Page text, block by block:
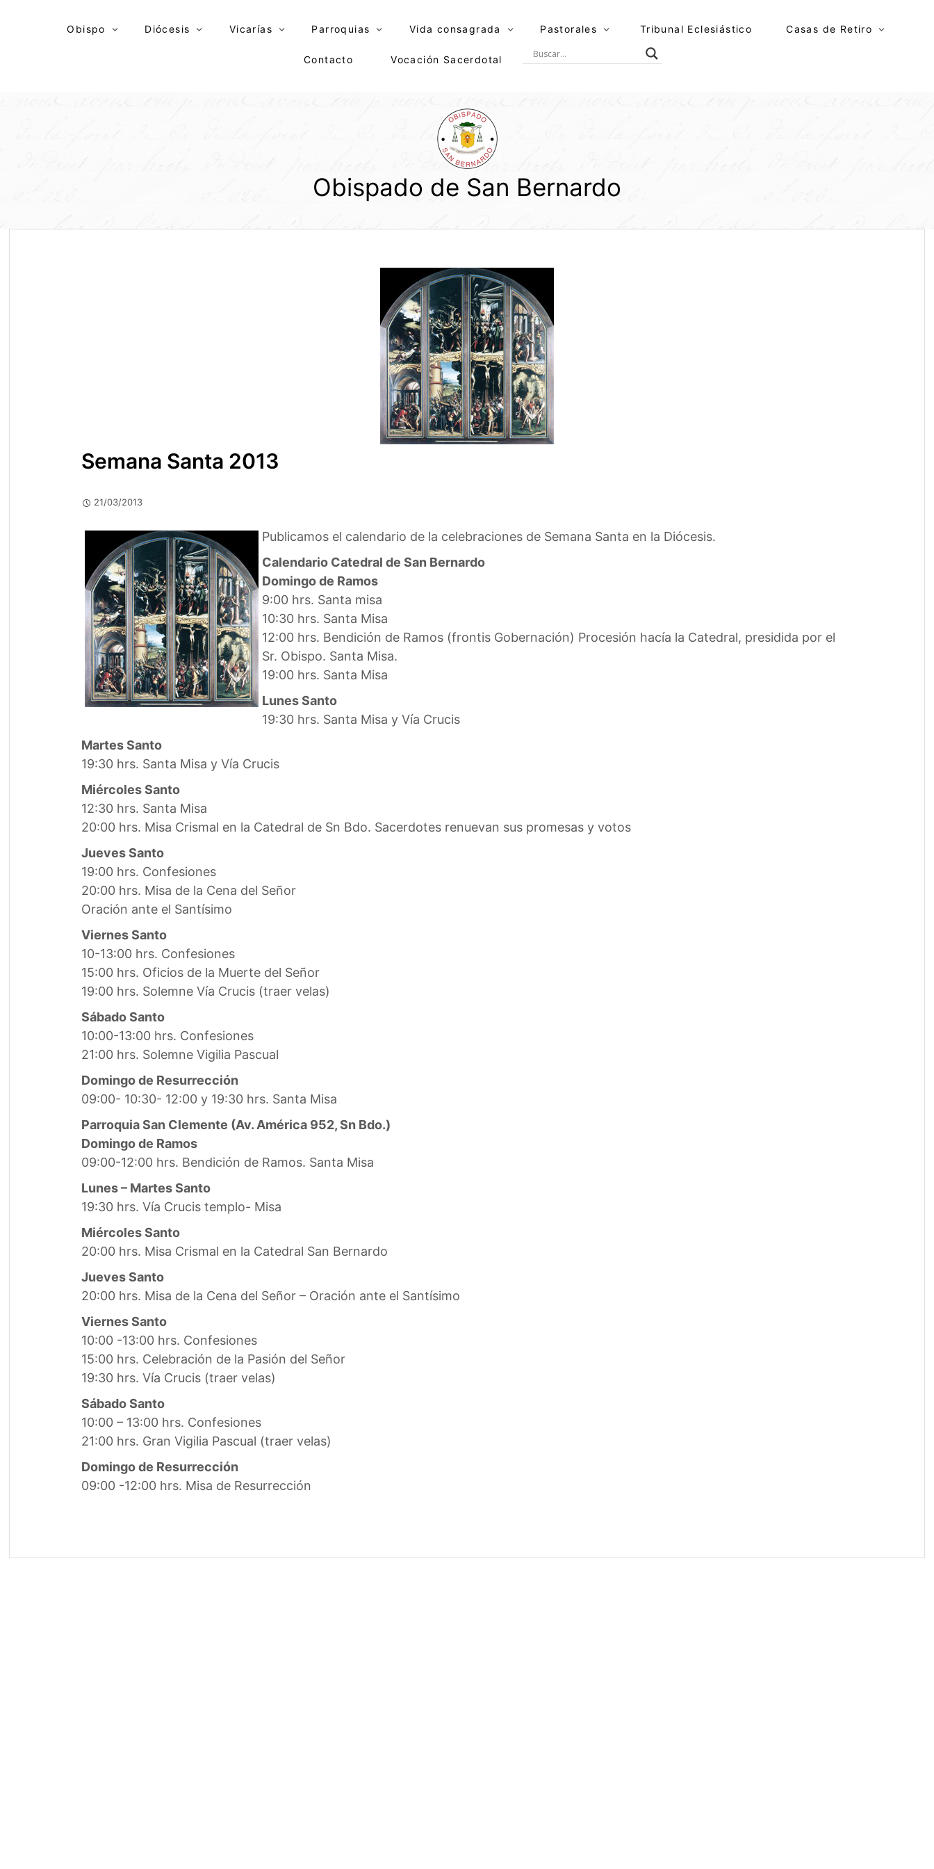
Obispo Diócesis Vicarías Parroquias Vida consagrada Pastorales Tribunal Eclesiástico Casas de Retiro
Contacto Vocación Sacerdotal
Obispado de San Bernardo
Semana Santa 2013
21/03/2013
Publicamos el calendario de la celebraciones de Semana Santa en la Diócesis.
Calendario Catedral de San Bernardo
Domingo de Ramos
9:00 hrs. Santa misa
10:30 hrs. Santa Misa
12:00 hrs. Bendición de Ramos (frontis Gobernación) Procesión hacía la Catedral, presidida por el
Sr. Obispo. Santa Misa.
19:00 hrs. Santa Misa
Lunes Santo
19:30 hrs. Santa Misa y Vía Crucis
Martes Santo
19:30 hrs. Santa Misa y Vía Crucis
Miércoles Santo
12:30 hrs. Santa Misa
20:00 hrs. Misa Crismal en la Catedral de Sn Bdo. Sacerdotes renuevan sus promesas y votos
Jueves Santo
19:00 hrs. Confesiones
20:00 hrs. Misa de la Cena del Señor
Oración ante el Santísimo
Viernes Santo
10-13:00 hrs. Confesiones
15:00 hrs. Oficios de la Muerte del Señor
19:00 hrs. Solemne Vía Crucis (traer velas)
Sábado Santo
10:00-13:00 hrs. Confesiones
21:00 hrs. Solemne Vigilia Pascual
Domingo de Resurrección
09:00- 10:30- 12:00 y 19:30 hrs. Santa Misa
Parroquia San Clemente (Av. América 952, Sn Bdo.)
Domingo de Ramos
09:00-12:00 hrs. Bendición de Ramos. Santa Misa
Lunes – Martes Santo
19:30 hrs. Vía Crucis templo- Misa
Miércoles Santo
20:00 hrs. Misa Crismal en la Catedral San Bernardo
Jueves Santo
20:00 hrs. Misa de la Cena del Señor – Oración ante el Santísimo
Viernes Santo
10:00 -13:00 hrs. Confesiones
15:00 hrs. Celebración de la Pasión del Señor
19:30 hrs. Vía Crucis (traer velas)
Sábado Santo
10:00 – 13:00 hrs. Confesiones
21:00 hrs. Gran Vigilia Pascual (traer velas)
Domingo de Resurrección
09:00 -12:00 hrs. Misa de Resurrección